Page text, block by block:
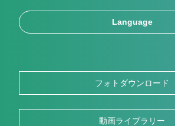
Language
フォトダウンロード
動画ライブラリー